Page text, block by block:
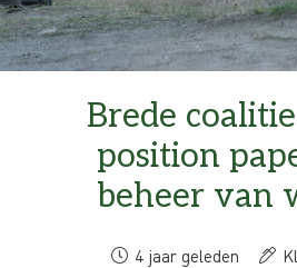
Brede
position
beheer van
4 jaar geleden